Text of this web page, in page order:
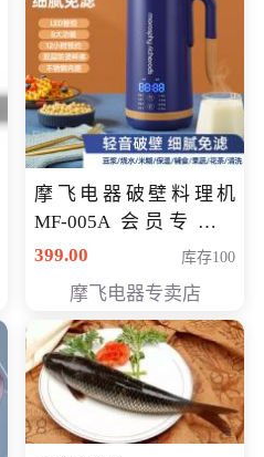
摩飞电器破壁料理机
MF-005A 会员专享价
198元
399.00 库存100
摩飞电器专卖店